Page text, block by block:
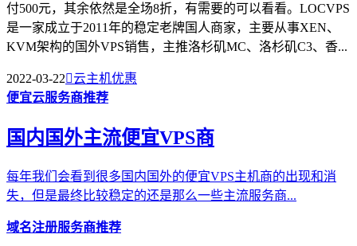
付500元，其余依然是全场8折，有需要的可以看看。LOCVPS
是一家成立于2011年的稳定老牌国人商家，主要从事XEN、
KVM架构的国外VPS销售，主推洛杉矶MC、洛杉矶C3、香...
2022-03-22云主机优惠
便宜云服务商推荐
国内国外主流便宜VPS商
每年我们会看到很多国内国外的便宜VPS主机商的出现和消
失，但是最终比较稳定的还是那么一些主流服务商...
域名注册服务商推荐